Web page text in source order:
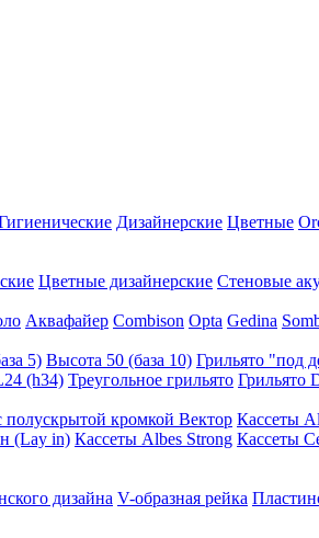
Дизайнерские Цветные
Цветные дизайнерские Стеновые
Аквафайер Combison Opta Gedina
5) Высота 50 (база 10) Грильято "под
(h34) Треугольное грильято Грильято
полускрытой кромкой Вектор Кассеты
(Lay in) Кассеты Albes Strong Кассеты
дизайна V-образная рейка